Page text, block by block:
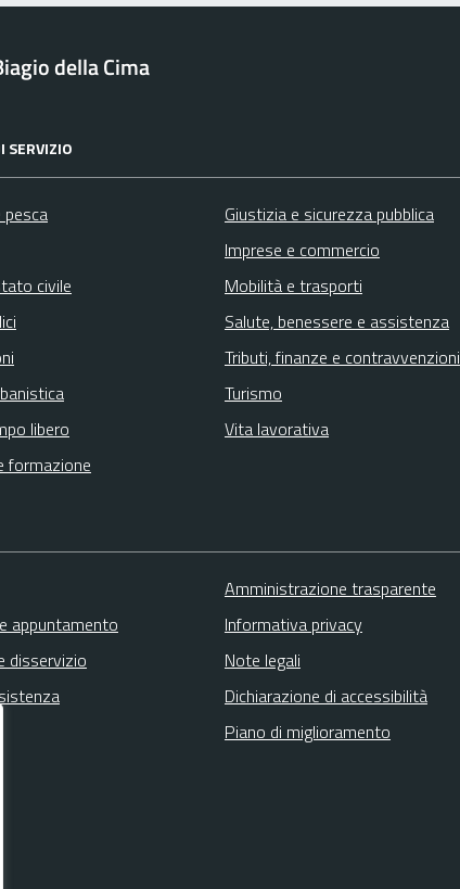
della Cima
SERVIZIO
civile
libero
formazione
Giustizia e sicurezza pubblica
Imprese e commercio
Mobilità e trasporti
Salute, benessere e assistenza
Tributi, finanze e contravvenzioni
Turismo
Vita lavorativa
appuntamento
disservizio
Amministrazione trasparente
Informativa privacy
Note legali
Dichiarazione di accessibilità
Piano di miglioramento